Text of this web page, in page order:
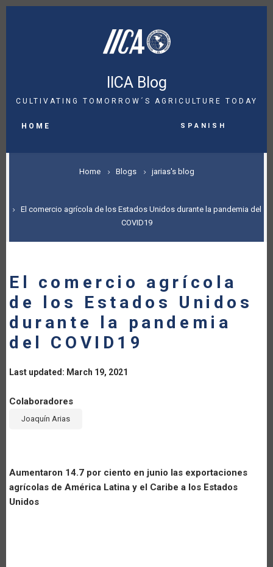
Skip
IICA Blog
CULTIVATING TOMORROW´S AGRICULTURE TODAY
NAVIGATION
HOME Spanish
BREADCRUMB
Home Blogs jarias's blog
El comercio agrícola de los Estados Unidos durante la pandemia del
COVID19
El comercio agrícola
de los Estados Unidos
durante la pandemia
del COVID19
Last updated: March 19, 2021
Colaboradores
Joaquín Arias
Aumentaron 14.7 por ciento en junio las exportaciones
agrícolas de América Latina y el Caribe a los Estados
Unidos